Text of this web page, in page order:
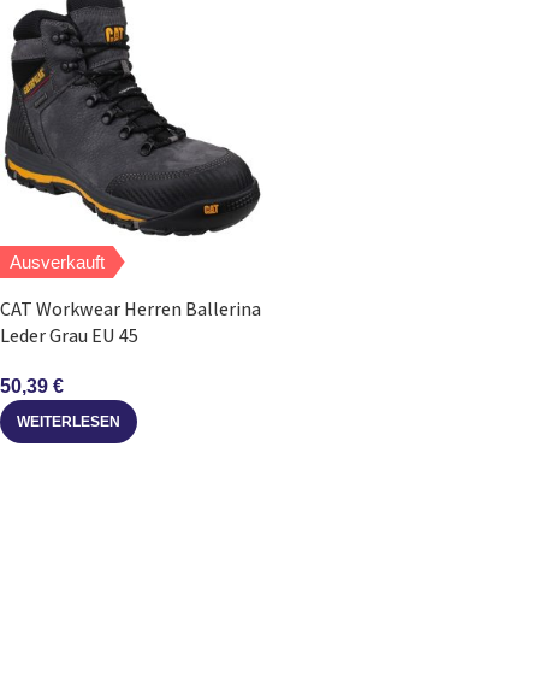
Ausverkauft
CAT Workwear Herren Ballerina
Leder Grau EU 45
50,39 €
WEITERLESEN